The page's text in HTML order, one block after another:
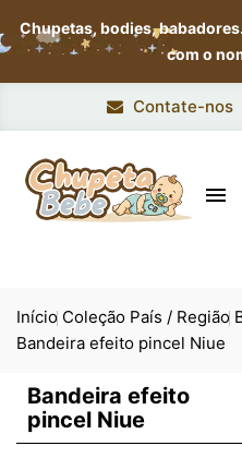
Chupetas, bodies,
com o
Contate-nos

Início Coleção País / Região
Bandeira efeito pincel Niue
Bandeira efeito
pincel Niue